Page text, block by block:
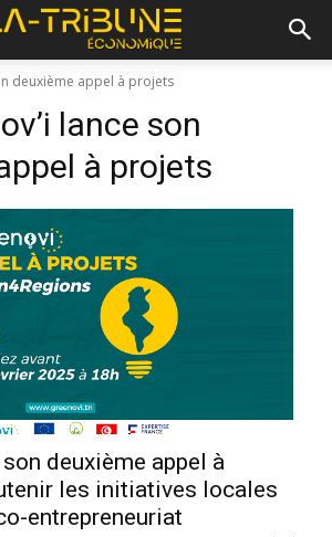
deuxième appel à projets
lance son
à projets
son deuxième appel à
les initiatives locales
entrepreneuriat